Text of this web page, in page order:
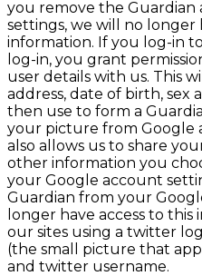
you remove the Guardian
settings, we will no longer
information. If you log-in
log-in, you grant
user details with us. This
address, date of birth, sex
then use to form a
your picture from Google
also allows us to share
other information you
your Google account
Guardian from your
longer have access to
our sites using a twitter
(the small picture that
and twitter username.